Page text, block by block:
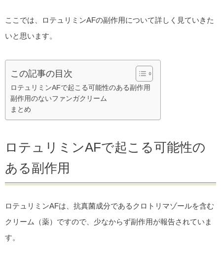
ここでは、ロテュリミンAFの副作用について詳しく見ていきた
いと思います。
この記事の目次
ロテュリミンAFで起こる可能性のある副作用
副作用のないファンガクリーム
まとめ
ロテュリミンAFで起こる可能性の
ある副作用
ロテュリミンAFは、抗真菌成分であるクロトリマゾールを含む
クリーム（薬）ですので、少なからず副作用が報告されていま
す。